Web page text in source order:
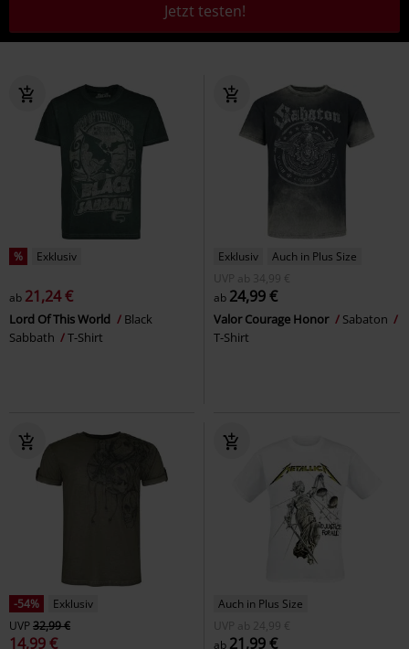
Jetzt testen!
% Exklusiv
ab 21,24 €
Lord Of This World
Black
Sabbath
T-Shirt
Exklusiv
Auch in Plus Size
UVP
ab
34,99 €
ab 24,99 €
Valor Courage Honor
Sabaton
T-Shirt
-54%
Exklusiv
UVP32,99 €
14,99 €
Auch in Plus Size
UVP
ab 24,99 €
ab 21,99 €